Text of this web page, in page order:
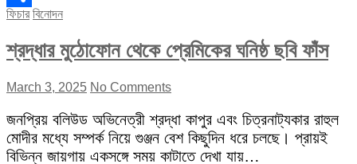
Share
ফিচার বিনোদন
শ্রদ্ধার মুঠোফোন থেকে প্রেমিকের ঘনিষ্ঠ ছবি ফাঁস
March 3, 2025 No Comments
জনপ্রিয় বলিউড অভিনেত্রী শ্রদ্ধা কাপুর এবং চিত্রনাট্যকার রাহুল
মোদীর মধ্যে সম্পর্ক নিয়ে গুঞ্জন বেশ কিছুদিন ধরে চলছে। প্রায়ই
বিভিন্ন জায়গায় একসঙ্গে সময় কাটাতে দেখা যায়…